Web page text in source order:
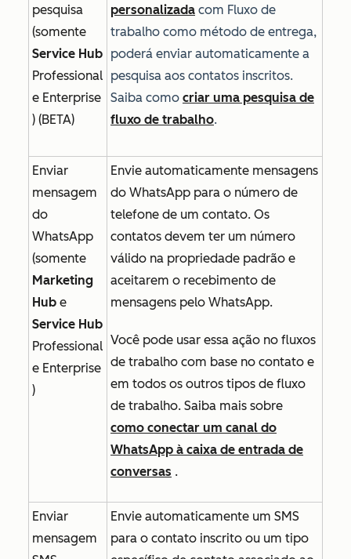
pesquisa
(somente
Service Hub
Professional
e Enterprise
) (BETA)
personalizada com Fluxo de
trabalho como método de entrega,
poderá enviar automaticamente a
pesquisa aos contatos inscritos.
Saiba como criar uma pesquisa de
fluxo de trabalho.
Enviar
mensagem
do
WhatsApp
(somente
Marketing
Hub e
Service Hub
Professional
e Enterprise
)
Envie automaticamente mensagens
do WhatsApp para o número de
telefone de um contato. Os
contatos devem ter um número
válido na propriedade padrão e
aceitarem o recebimento de
mensagens pelo WhatsApp.
Você pode usar essa ação no fluxos
de trabalho com base no contato e
em todos os outros tipos de fluxo
de trabalho. Saiba mais sobre
como conectar um canal do
WhatsApp à caixa de entrada de
conversas .
Enviar
mensagem
Envie automaticamente um SMS
para o contato inscrito ou um tipo